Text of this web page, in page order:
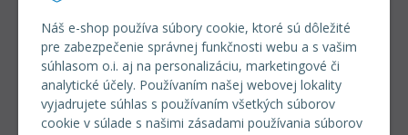
Náš e-shop používa súbory cookie, ktoré sú dôležité
pre zabezpečenie správnej funkčnosti webu a s vašim
súhlasom o.i. aj na personalizáciu, marketingové či
analytické účely. Používaním našej webovej lokality
vyjadrujete súhlas s používaním všetkých súborov
cookie v súlade s našimi zásadami používania súborov
VŠETKO O NÁKUPE
REGISTRÁCIA VEĽKOOBCHOD
Formulár na odsúpenie od zmluvy
Doprava a platba